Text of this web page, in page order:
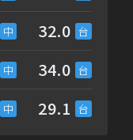
32.0
34.0
29.1